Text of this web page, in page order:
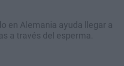
en Alemania ayuda llegar a
a través del esperma.